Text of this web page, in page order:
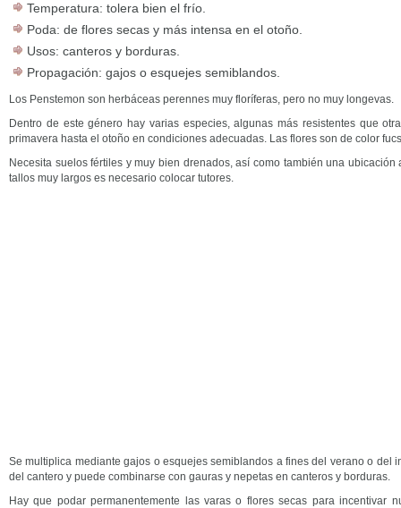
Temperatura: tolera bien el frío.
Poda: de flores secas y más intensa en el otoño.
Usos: canteros y borduras.
Propagación: gajos o esquejes semiblandos.
Los Penstemon son herbáceas perennes muy floríferas, pero no muy longevas.
Dentro de este género hay varias especies, algunas más resistentes que
primavera hasta el otoño en condiciones adecuadas. Las flores son de color
Necesita suelos fértiles y muy bien drenados, así como también una
tallos muy largos es necesario colocar tutores.
Se multiplica mediante gajos o esquejes semiblandos a fines del verano o del
del cantero y puede combinarse con gauras y nepetas en canteros y borduras.
Hay que podar permanentemente las varas o flores secas para incentivar